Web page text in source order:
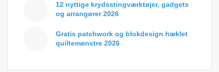
12 nyttige krydsstingværktøjer, gadgets
og arrangører 2026
Gratis patchwork og blokdesign hæklet
quiltemønstre 2026